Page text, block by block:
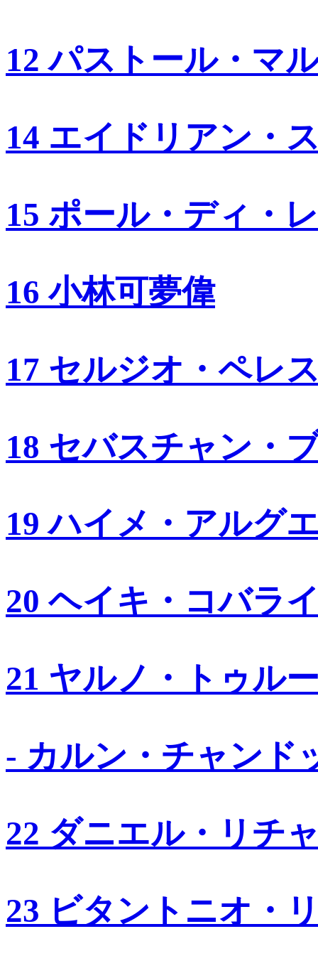
12 パストール・マ
14 エイドリアン・
15 ポール・ディ・
16 小林可夢偉
17 セルジオ・ペレ
18 セバスチャン・
19 ハイメ・アルグ
20 ヘイキ・コバラ
21 ヤルノ・トゥル
- カルン・チャンド
22 ダニエル・リチ
23 ビタントニオ・